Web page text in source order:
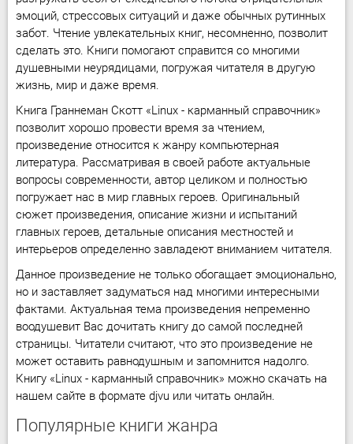
эмоций, стрессовых ситуаций и даже обычных рутинных
забот. Чтение увлекательных книг, несомненно, позволит
сделать это. Книги помогают справится со многими
душевными неурядицами, погружая читателя в другую
жизнь, мир и даже время.
Книга Граннеман Скотт «Linux - карманный справочник»
позволит хорошо провести время за чтением,
произведение относится к жанру компьютерная
литература. Рассматривая в своей работе актуальные
вопросы современности, автор целиком и полностью
погружает нас в мир главных героев. Оригинальный
сюжет произведения, описание жизни и испытаний
главных героев, детальные описания местностей и
интерьеров определенно завладеют вниманием читателя.
Данное произведение не только обогащает эмоционально,
но и заставляет задуматься над многими интересными
фактами. Актуальная тема произведения непременно
воодушевит Вас дочитать книгу до самой последней
страницы. Читатели считают, что это произведение не
может оставить равнодушным и запомнится надолго.
Книгу «Linux - карманный справочник» можно скачать на
нашем сайте в формате djvu или читать онлайн.
Популярные книги жанра